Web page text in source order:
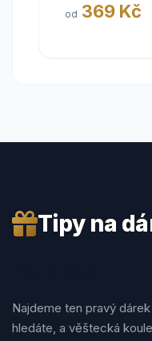
od 369 Kč
Tipy na
Najdeme ten pravý
hledáte, a věštecká